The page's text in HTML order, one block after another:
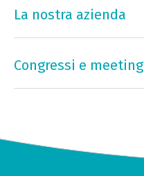
La nostra azienda
Congressi e meeting